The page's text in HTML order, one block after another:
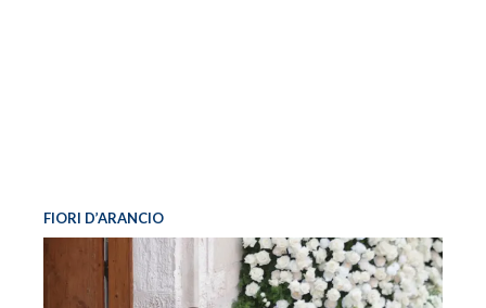
FIORI D’ARANCIO